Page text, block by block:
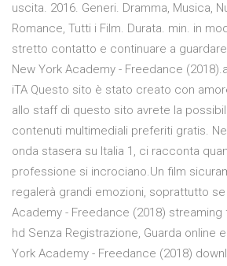
uscita. 2016. Generi. Dramma, Musica,
Romance, Tutti i Film. Durata. min. in
stretto contatto e continuare a
New York Academy - Freedance
iTA Questo sito è stato creato con
allo staff di questo sito avrete la
contenuti multimediali preferiti gratis.
onda stasera su Italia 1, ci racconta
professione si incrociano.Un film
regalerà grandi emozioni, soprattutto
Academy - Freedance (2018) streaming
hd Senza Registrazione, Guarda online
York Academy - Freedance (2018)